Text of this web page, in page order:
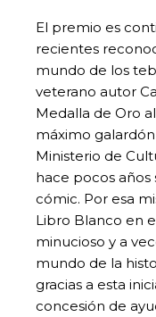
El premio es
recientes
mundo de los
veterano autor
Medalla de Oro
máximo
Ministerio de
hace pocos años
cómic. Por esa
Libro Blanco en
minucioso y a
mundo de la
gracias a esta
concesión de